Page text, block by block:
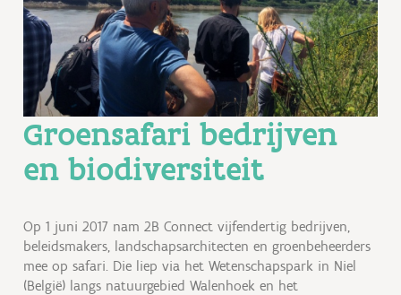
Groensafari bedrijven
en biodiversiteit
Op 1 juni 2017 nam 2B Connect vijfendertig bedrijven,
beleidsmakers, landschapsarchitecten en groenbeheerders
mee op safari. Die liep via het Wetenschapspark in Niel
(België) langs natuurgebied Walenhoek en het